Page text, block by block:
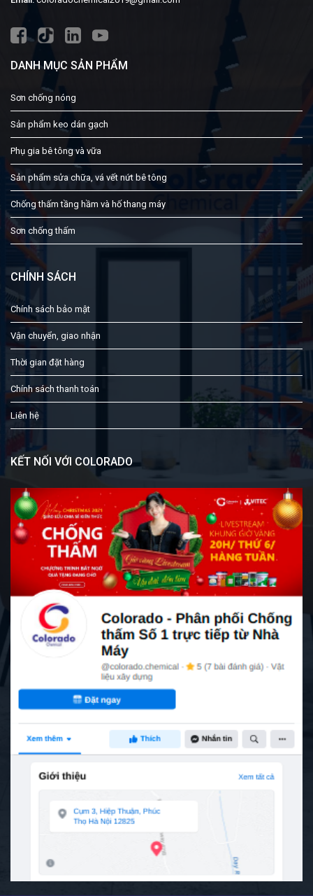
DANH MỤC SẢN PHẨM
Sơn chống nóng
Sản phẩm keo dán gạch
Phụ gia bê tông và vữa
Sản phẩm sửa chữa, vá vết nứt bê tông
Chống thấm tầng hầm và hố thang máy
Sơn chống thấm
CHÍNH SÁCH
Chính sách bảo mật
Vận chuyển, giao nhận
Thời gian đặt hàng
Chính sách thanh toán
Liên hệ
KẾT NỐI VỚI COLORADO